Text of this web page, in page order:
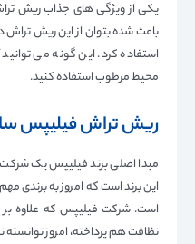
یکی از ویژگی های جذاب ریش
باعث شده بتوان از این ریش تراش
استفاده کرد. این گونه می
محیط مرطوب استفاده کنید.
ریش تراش فیلیپس
مبدا اصلی برند فیلیپس یک شرکت
این برند است که امروز به برندی
است. شرکت فیلیپس که علاوه بر
نظافت هم پرداخته، امروز